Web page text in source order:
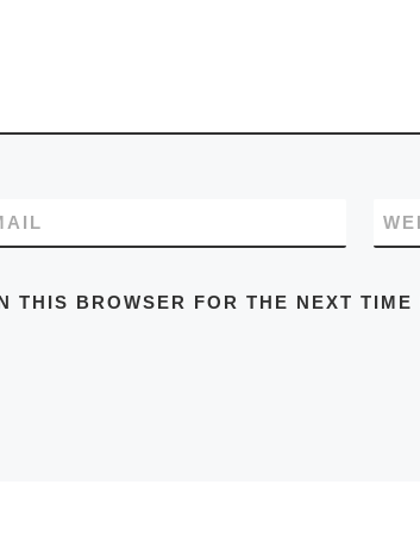
BROWSER FOR THE NEXT TIME